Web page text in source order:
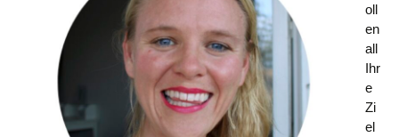
oll
en
all
Ihr
e
Zi
el